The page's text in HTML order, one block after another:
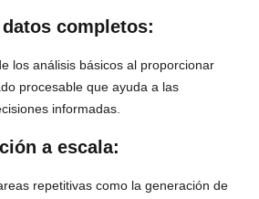
completos:
los análisis básicos al proporcionar
procesable que ayuda a las
informadas.
a escala:
repetitivas como la generación de